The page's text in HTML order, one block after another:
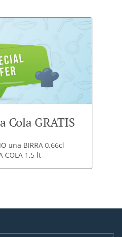
Cola GRATIS
una BIRRA 0,66cl
COLA 1,5 lt